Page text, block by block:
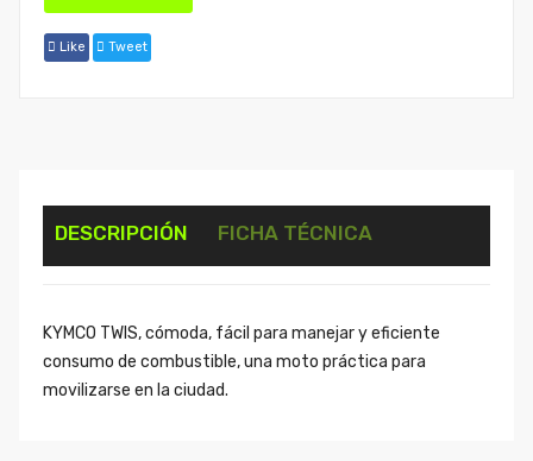
Like Tweet
DESCRIPCIÓN FICHA TÉCNICA
KYMCO TWIS, cómoda, fácil para manejar y eficiente
consumo de combustible, una moto práctica para
movilizarse en la ciudad.